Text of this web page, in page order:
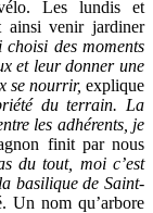
Les lundis et
ainsi venir jardiner
choisi des moments
et leur donner une
se nourrir, explique
du terrain. La
les adhérents, je
finit par nous
du tout, moi c’est
basilique de Saint-
Un nom qu’arbore